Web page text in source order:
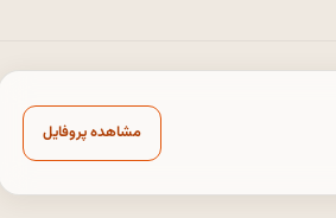
مشاهده پروفایل